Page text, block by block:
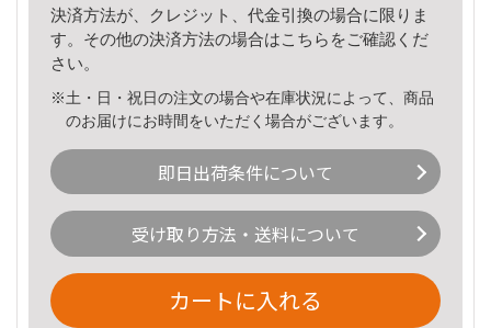
決済方法が、クレジット、代金引換の場合に限りま
す。その他の決済方法の場合はこちら をご確認くだ
さい。
※土・日・祝日の注文の場合や在庫状況によって、商品
のお届けにお時間をいただく場合がございます。
即日出荷条件について
受け取り方法・送料について
カートに入れる